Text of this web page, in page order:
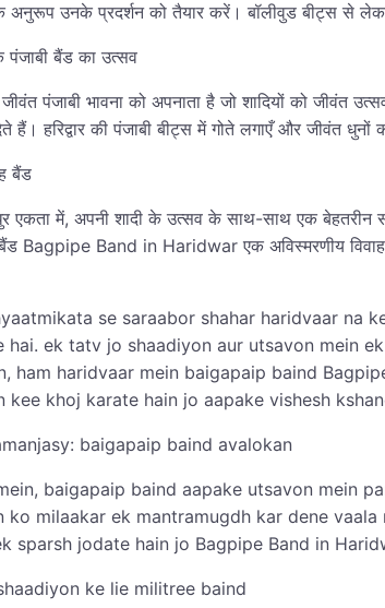
अनुरूप उनके प्रदर्शन को तैयार करें। बॉलीवुड बीट्स से
पंजाबी बैंड का उत्सव
जीवंत पंजाबी भावना को अपनाता है जो शादियों को
हरिद्वार की पंजाबी बीट्स में गोते लगाएँ और जीवंत
बैंड
मधुर एकता में, अपनी शादी के उत्सव के साथ-साथ एक
बैंड Bagpipe Band in Haridwar एक अविस्मरणीय
se saraabor shahar haridvaar na
hai. ek tatv jo shaadiyon aur utsavon mein
ham haridvaar mein baigapaip baind
kee khoj karate hain jo aapake vishesh
baigapaip baind avalokan
baigapaip baind aapake utsavon mein
ko milaakar ek mantramugdh kar dene
sparsh jodate hain jo Bagpipe Band in
ke lie militree baind